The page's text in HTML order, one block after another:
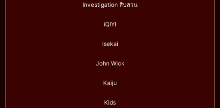
Investigation สืบสวน
iQIYI
Isekai
John Wick
Kaiju
Kids